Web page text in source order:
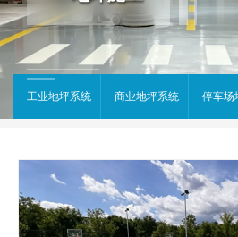
工业地坪系统 商业地坪系统 停车场